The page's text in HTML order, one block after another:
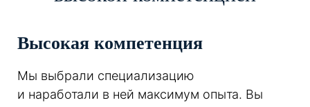
Высокая компетенция
Мы выбрали специализацию
и наработали в ней максимум опыта. Вы